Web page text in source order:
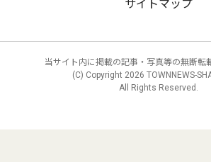
サイトマップ
当サイト内に掲載の記事・写真等の無断転
(C) Copyright 2026 TOWNNEWS-
All Rights Reserved.